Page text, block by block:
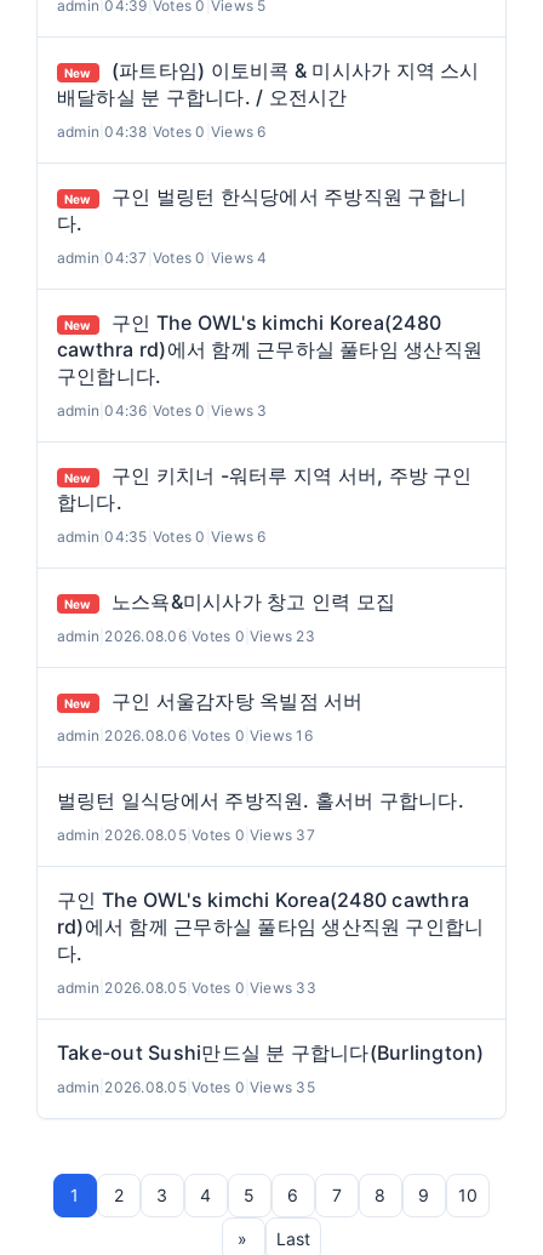
admin |04:39 Votes 0 Views 5
New
(파트타임) 이토비콕 & 미시사가 지역 스시
배달하실 분 구합니다. / 오전시간
admin |04:38 Votes 0 Views 6
New
구인 벌링턴 한식당에서 주방직원 구합니
다.
admin |04:37 Votes 0 Views 4
New
구인 The OWL's kimchi Korea(2480
cawthra rd)에서 함께 근무하실 풀타임 생산직원
구인합니다.
admin |04:36 Votes 0 Views 3
New
구인 키치너 -워터루 지역 서버, 주방 구인
합니다.
admin |04:35 Votes 0 Views 6
New 노스욕&미시사가 창고 인력 모집
admin 2026.08.06|Votes 0 |Views 23
New 구인 서울감자탕 옥빌점 서버
admin 2026.08.06|Votes 0 |Views 16
벌링턴 일식당에서 주방직원. 홀서버 구합니다.
admin 2026.08.05|Votes 0 |Views 37
구인 The OWL's kimchi Korea(2480 cawthra
rd)에서 함께 근무하실 풀타임 생산직원 구인합니
다.
admin 2026.08.05|Votes 0 |Views 33
Take-out Sushi만드실 분 구합니다(Burlington)
admin 2026.08.05|Votes 0 |Views 35
1 2 3 4 5 6 7 8 9 10
» Last